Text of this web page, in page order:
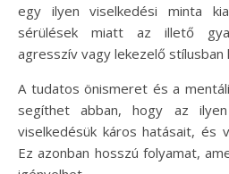
egy ilyen viselkedési minta
sérülések miatt az illető
agresszív vagy lekezelő stílusban
A tudatos önismeret és a
segíthet abban, hogy az
viselkedésük káros hatásait, és
Ez azonban hosszú folyamat,